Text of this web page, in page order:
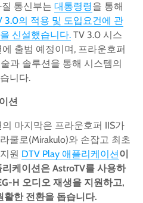
통신부는 대통령령을 통해
3.0의 적용 및 도입요건에 관
신설했습니다. TV 3.0 시스
출범 예정이며, 프라운호퍼
과 솔루션을 통해 시스템의
니다.
션
마지막은 프라운호퍼 IIS가
쿨로(Mirakulo)와 손잡고 최초
원 DTV Play 애플리케이션이
리케이션은 AstroTV를 사용하
H 오디오 재생을 지원하고,
활한 전환을 돕습니다.